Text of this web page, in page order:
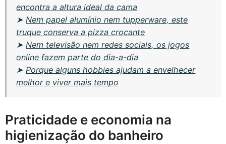
encontra a altura ideal da cama
➤ Nem papel alumínio nem tupperware, este
truque conserva a pizza crocante
➤ Nem televisão nem redes sociais, os jogos
online fazem parte do dia-a-dia
➤ Porque alguns hobbies ajudam a envelhecer
melhor e viver mais tempo
Praticidade e economia na
higienização do banheiro